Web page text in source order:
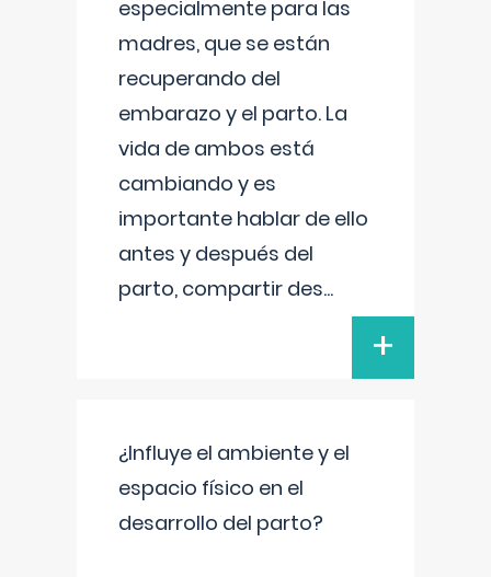
especialmente para las
madres, que se están
recuperando del
embarazo y el parto. La
vida de ambos está
cambiando y es
importante hablar de ello
antes y después del
parto, compartir des...
+
¿Influye el ambiente y el
espacio físico en el
desarrollo del parto?